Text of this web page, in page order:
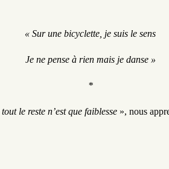
« Sur une bicyclette, je suis le sens
Je ne pense à rien mais je danse »
*
le reste n’est que faiblesse », nous